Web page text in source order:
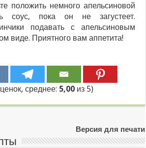
положить немного апельсиновой
соус, пока он не загустеет.
подавать с апельсиновым
виде. Приятного вам аппетита!
среднее: 5,00 из 5)
Версия для печати